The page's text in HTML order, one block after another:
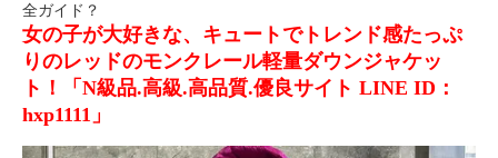
全ガイド？
女の子が大好きな、キュートでトレンド感たっぷ
りのレッドのモンクレール軽量ダウンジャケッ
ト！「N級品.高級.高品質.優良サイト LINE ID：
hxp1111」